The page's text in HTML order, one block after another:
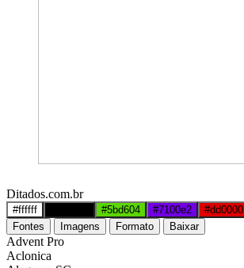
Ditados.com.br
#ffffff #5bd604 #7100e2 #dd0000
Fontes
Imagens Formato Baixar
Advent Pro
Aclonica